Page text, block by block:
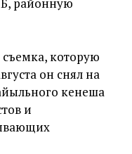
районную
которую
он снял на
кенеша
и